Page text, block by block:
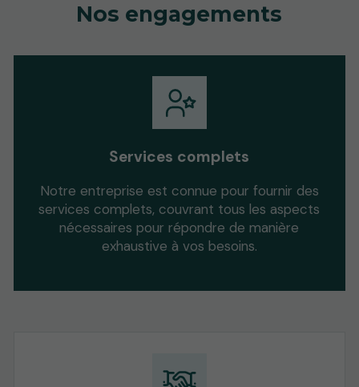
Nos engagements
Services complets
Notre entreprise est connue pour fournir des
services complets, couvrant tous les aspects
nécessaires pour répondre de manière
exhaustive à vos besoins.